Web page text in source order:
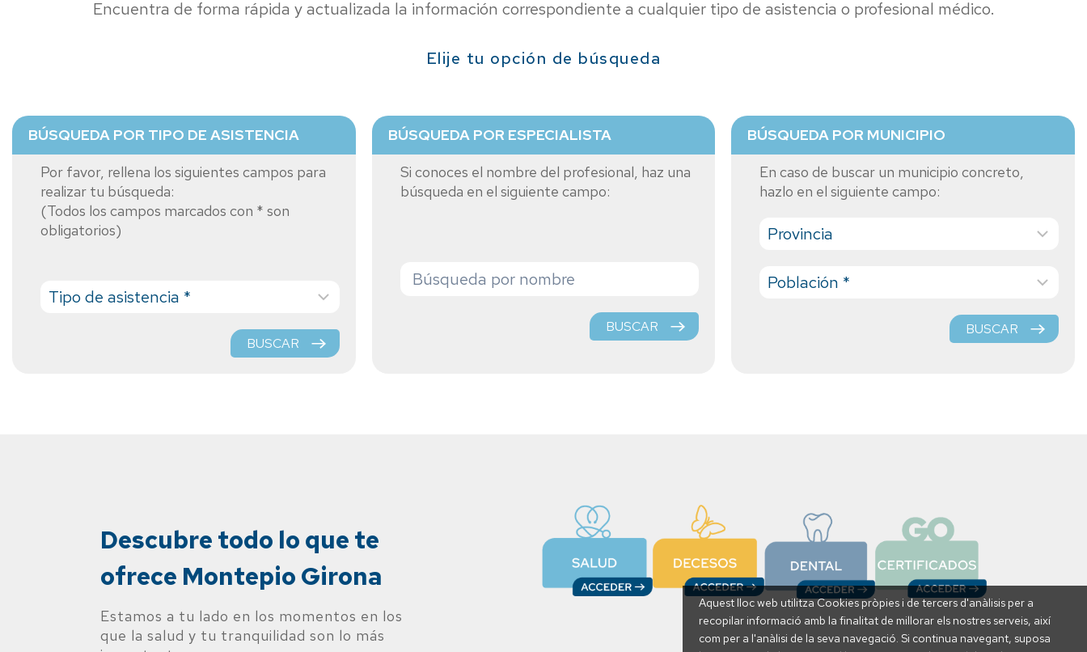
Encuentra de forma rápida y actualizada la información correspondiente a cualquier tipo de asistencia o profesional médico.
Elije tu opción de búsqueda
BÚSQUEDA POR TIPO DE ASISTENCIA
Por favor, rellena los siguientes campos para
realizar tu búsqueda:
(Todos los campos marcados con * son
obligatorios)
BUSCAR
BÚSQUEDA POR ESPECIALISTA
Si conoces el nombre del profesional, haz una
búsqueda en el siguiente campo:
BUSCAR
BÚSQUEDA POR MUNICIPIO
En caso de buscar un municipio concreto,
hazlo en el siguiente campo:
BUSCAR
Descubre todo lo que te
ofrece Montepio Girona
Estamos a tu lado en los momentos en los
que la salud y tu tranquilidad son lo más
Aquest lloc web utilitza Cookies pròpies i de tercers d'anàlisis per a
recopilar informació amb la finalitat de millorar els nostres serveis, així
com per a l'anàlisi de la seva navegació. Si continua navegant, suposa